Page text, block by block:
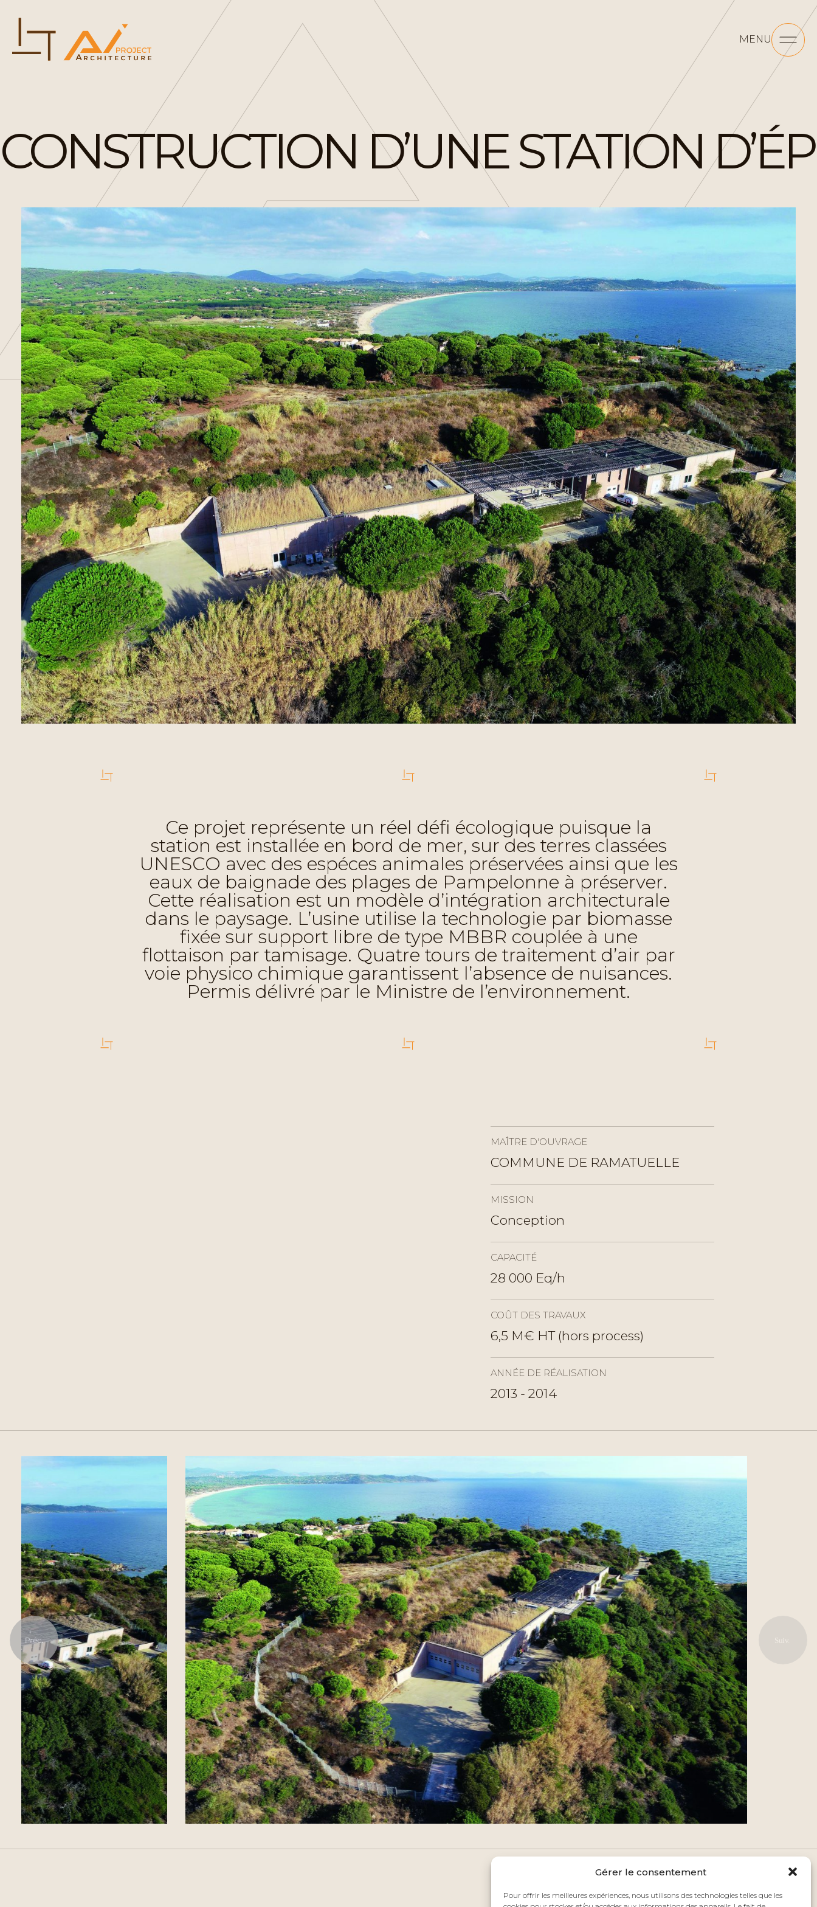
Gérer le consentement
Pour offrir les meilleures expériences, nous utilisons des technologies telles que les
MENU
CONSTRUCTION D’UNE STATION
Ce projet représente un réel défi écologique puisque la
station est installée en bord de mer, sur des terres classées
UNESCO avec des espéces animales préservées ainsi que les
eaux de baignade des plages de Pampelonne à préserver.
Cette réalisation est un modèle d’intégration architecturale
dans le paysage. L’usine utilise la technologie par biomasse
fixée sur support libre de type MBBR couplée à une
flottaison par tamisage. Quatre tours de traitement d’air par
voie physico chimique garantissent l’absence de nuisances.
Permis délivré par le Ministre de l’environnement.
MAÎTRE D'OUVRAGE
COMMUNE DE RAMATUELLE
MISSION
Conception
CAPACITÉ
28 000 Eq/h
COÛT DES TRAVAUX
6,5 M€ HT (hors process)
ANNÉE DE RÉALISATION
2013 - 2014